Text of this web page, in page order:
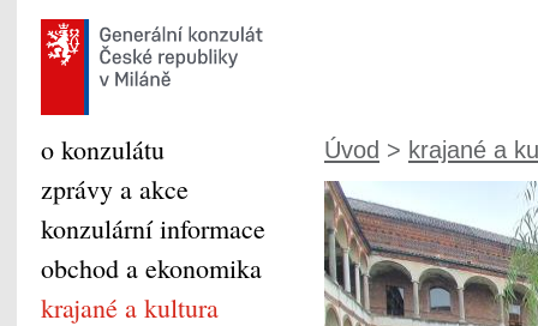
Úvod > krajané a
o konzulátu
zprávy a akce
konzulární informace
obchod a ekonomika
krajané a kultura